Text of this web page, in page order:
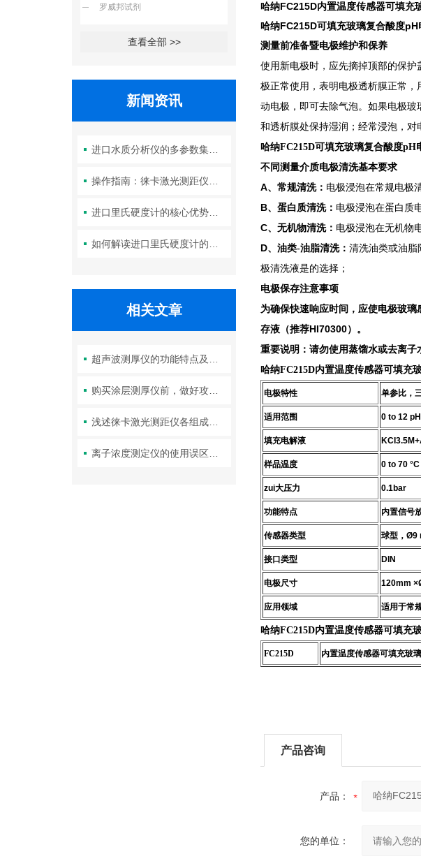
罗威邦试剂
查看全部 >>
新闻资讯
进口水质分析仪的多参数集成检测技术与系统维护策略
进口里氏硬度计的核心优势：精度、耐用性与多功能性
相关文章
购买涂层测厚仪前，做好攻略了吗？
浅述徕卡激光测距仪各组成结构起到的作用
离子浓度测定仪的使用误区，请规避！
哈纳FC215D内置温度传感器可填充
哈纳FC215D可填充玻璃复合酸度pH
测量前准备暨电极维护和保养
使用新电极时，应先摘掉顶部的保
极正常使用，表明电极透析膜正常
动电极，即可去除气泡。如果电极
和透析膜处保持湿润；经常浸泡，对
哈纳FC215D可填充玻璃复合酸度pH
不同测量介质电极清洗基本要求
A、常规清洗： 电极浸泡在常规电极
B、蛋白质清洗： 电极浸泡在蛋白质
C、无机物清洗： 电极浸泡在无机物
D、油类-油脂清洗：清洗油类或油脂
极清洗液是的选择；
电极保存注意事项
为确保快速响应时间，应使电极玻
存液（推荐HI70300）。
重要说明：请勿使用蒸馏水或去离
哈纳FC215D内置温度传感器可填充
电极特性 单参比，
适用范围 0 to 12 pH
填充电解液
样品温度 0 to 70 °C
zui大压力 0.1bar
功能特点 内置信号
传感器类型 球型，Ø9
接口类型 DIN
电极尺寸 120mm
应用领域 适用于常
哈纳FC215D内置温度传感器可填充
FC215D 内置温度传感器可填充玻
产品咨询
产品：
您的单位：